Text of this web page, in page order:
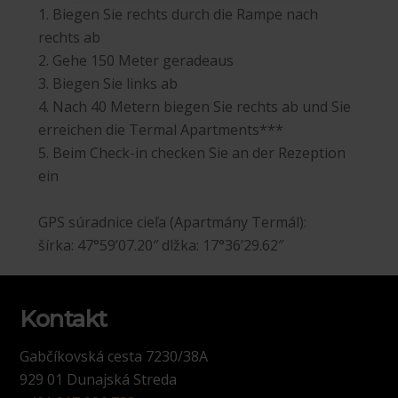
1. Biegen Sie rechts durch die Rampe nach
rechts ab
2. Gehe 150 Meter geradeaus
3. Biegen Sie links ab
4. Nach 40 Metern biegen Sie rechts ab und Sie
erreichen die Termal Apartments***
5. Beim Check-in checken Sie an der Rezeption
ein
GPS súradnice cieľa (Apartmány Termál):
šírka: 47°59’07.20″ dlžka: 17°36’29.62″
Kontakt
Gabčíkovská cesta 7230/38A
929 01 Dunajská Streda